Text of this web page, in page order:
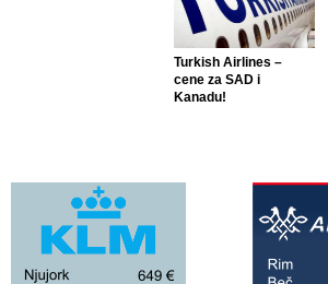
Turkish Airlines –
cene za SAD i
Kanadu!